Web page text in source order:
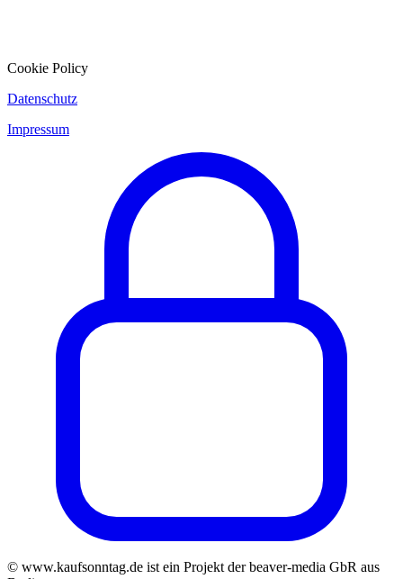
Cookie Policy
Datenschutz
Impressum
© www.kaufsonntag.de ist ein Projekt der beaver-media GbR aus